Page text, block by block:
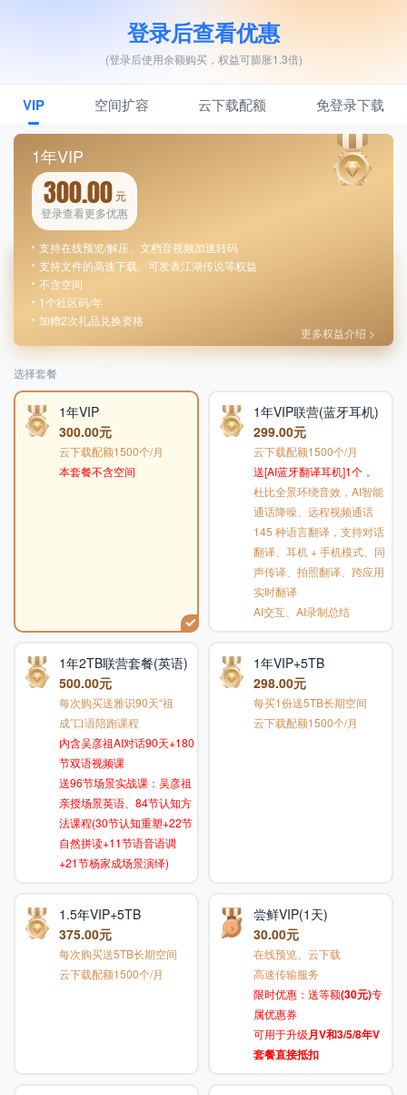
登录后查看优惠
(登录后使用余额购买，权益可膨胀1.3倍)
VIP 空间扩容 云下载配额 免登录下载
1年VIP
300.00元
登录查看更多优惠
支持在线预览/解压、文档音视频加速转码
支持文件的高速下载、可发表江湖传说等权益
不含空间
1个社区码/年
加赠2次礼品兑换资格
更多权益介绍 >
选择套餐
1年VIP
300.00元
云下载配额1500个/月
本套餐不含空间
1年VIP联营(蓝牙耳机)
299.00元
云下载配额1500个/月
送[AI蓝牙翻译耳机]1个，
杜比全景环绕音效，AI智能
通话降噪、远程视频通话
145 种语言翻译，支持对话
翻译、耳机 + 手机模式、同
声传译、拍照翻译、跨应用
实时翻译
AI交互、AI录制总结
1年2TB联营套餐(英语)
500.00元
每次购买送雅识90天“祖
成”口语陪跑课程
内含吴彦祖AI对话90天+180
节双语视频课
送96节场景实战课：吴彦祖
亲授场景英语、84节认知方
法课程(30节认知重塑+22节
自然拼读+11节语音语调
+21节杨家成场景演绎)
1年VIP+5TB
298.00元
每买1份送5TB长期空间
云下载配额1500个/月
1.5年VIP+5TB
375.00元
每次购买送5TB长期空间
云下载配额1500个/月
尝鲜VIP(1天)
30.00元
在线预览、云下载
高速传输服务
限时优惠：送等额(30元)专
属优惠券
可用于升级月V和3/5/8年V
套餐直接抵扣